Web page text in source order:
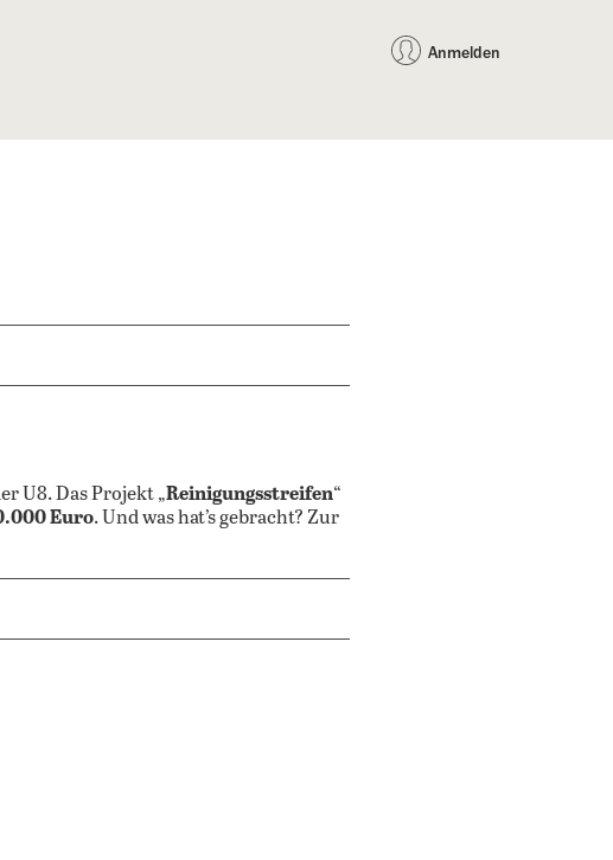
Anmelden
U8. Das Projekt „Reinigungsstreifen“
Euro. Und was hat’s gebracht? Zur